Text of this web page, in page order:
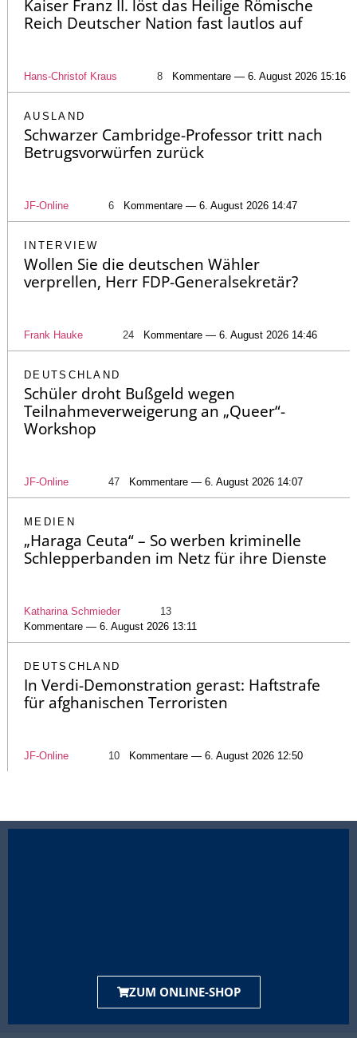
Kaiser Franz II. löst das Heilige Römische
Reich Deutscher Nation fast lautlos auf
Hans-Christof Kraus 8 Kommentare — 6. August 2026 15:16
AUSLAND
Schwarzer Cambridge-Professor tritt nach
Betrugsvorwürfen zurück
JF-Online 6 Kommentare — 6. August 2026 14:47
INTERVIEW
Wollen Sie die deutschen Wähler
verprellen, Herr FDP-Generalsekretär?
Frank Hauke 24 Kommentare — 6. August 2026 14:46
DEUTSCHLAND
Schüler droht Bußgeld wegen
Teilnahmeverweigerung an „Queer“-
Workshop
JF-Online 47 Kommentare — 6. August 2026 14:07
MEDIEN
„Haraga Ceuta“ – So werben kriminelle
Schlepperbanden im Netz für ihre Dienste
Katharina Schmieder
13
Kommentare — 6. August 2026 13:11
DEUTSCHLAND
In Verdi-Demonstration gerast: Haftstrafe
für afghanischen Terroristen
JF-Online 10 Kommentare — 6. August 2026 12:50
ZUM ONLINE-SHOP